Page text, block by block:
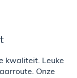
kwaliteit. Leuke
Onze